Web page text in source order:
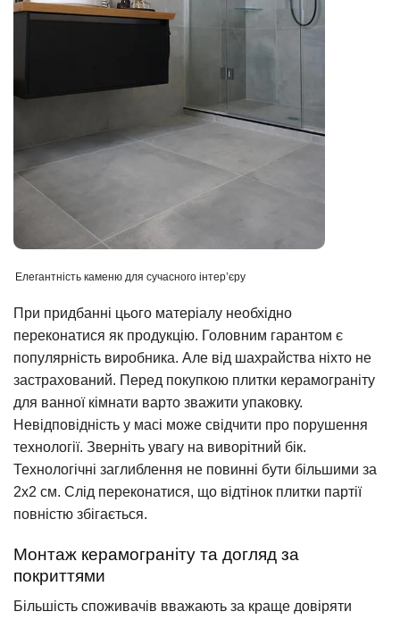
Елегантність каменю для сучасного інтер’єру
При придбанні цього матеріалу необхідно
переконатися як продукцію. Головним гарантом є
популярність виробника. Але від шахрайства ніхто не
застрахований. Перед покупкою плитки керамограніту
для ванної кімнати варто зважити упаковку.
Невідповідність у масі може свідчити про порушення
технології. Зверніть увагу на виворітний бік.
Технологічні заглиблення не повинні бути більшими за
2х2 см. Слід переконатися, що відтінок плитки партії
повністю збігається.
Монтаж керамограніту та догляд за
покриттями
Більшість споживачів вважають за краще довіряти